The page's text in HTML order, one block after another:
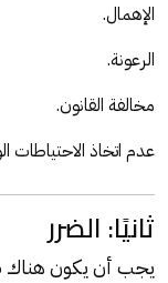
الإهمال.
الرعونة.
مخالفة القانون.
عدم اتخاذ الاحتياطات
ثانيًا: الضرر
يجب أن يكون هناك